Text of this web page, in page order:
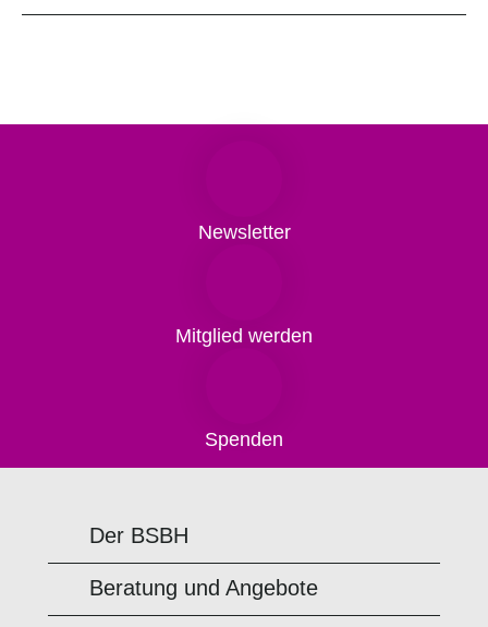
Newsletter
Mitglied werden
Spenden
Der BSBH
Beratung und Angebote